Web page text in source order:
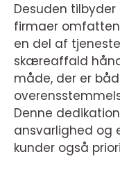
Desuden
firmaer
en del af
skæreaffald
måde, der er
Denne
ansvarlighed og
kunder også